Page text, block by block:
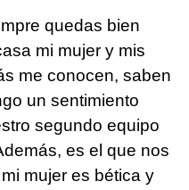
quedas bien
mi mujer y mis
me conocen, saben
un sentimiento
segundo equipo
es el que nos
mujer es bética y